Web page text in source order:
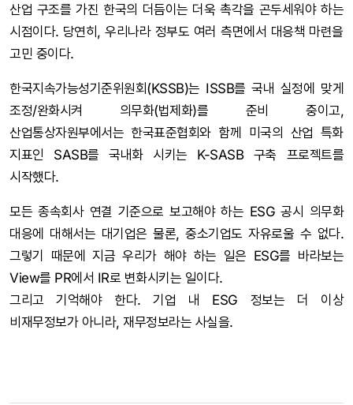
산업 구조를 가진 한국의 더듬이는 더욱 촉각을 곤두세워야 하는
시점이다. 당연히, 우리나라 정부도 여러 측면에서 대응책 마련을
고민 중이다.
한국지속가능성기준위원회(KSSB)는 ISSB를 국내 실정에 맞게
조정/완화시켜 의무화(법제화)를 준비 중이고,
산업통상자원부에서는 한국표준협회와 함께 미국의 산업 특화
지표인 SASB를 국내화 시키는 K-SASB 구축 프로젝트를
시작했다.
모든 종속회사 연결 기준으로 보고해야 하는 ESG 공시 의무화
대응에 대해서는 대기업은 물론, 중소기업도 자유로울 수 없다.
그렇기 때문에 지금 우리가 해야 하는 일은 ESG를 바라보는
View를 PR에서 IR로 변화시키는 일이다.
그리고 기억해야 한다. 기업 내 ESG 정보는 더 이상
비재무정보가 아니라, 재무정보라는 사실을.